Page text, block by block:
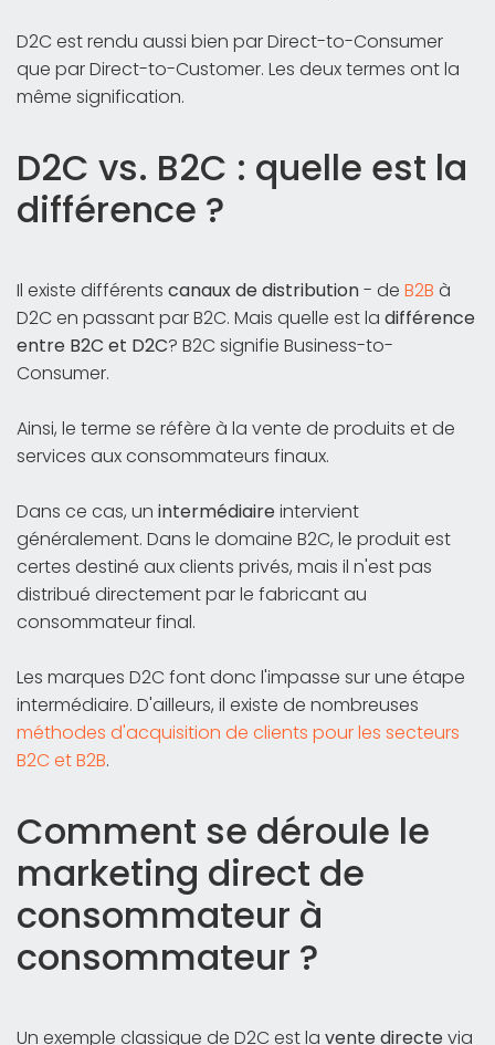
D2C est rendu aussi bien par Direct-to-Consumer
que par Direct-to-Customer. Les deux termes ont la
même signification.
D2C vs. B2C : quelle est la
différence ?
Il existe différents canaux de distribution- de B2B à
D2C en passant par B2C. Mais quelle est la différence
entre B2C et D2C? B2C signifie Business-to-
Consumer.
Ainsi, le terme se réfère à la vente de produits et de
services aux consommateurs finaux.
Dans ce cas, un intermédiaireintervient
généralement. Dans le domaine B2C, le produit est
certes destiné aux clients privés, mais il n'est pas
distribué directement par le fabricant au
consommateur final.
Les marques D2C font donc l'impasse sur une étape
intermédiaire. D'ailleurs, il existe de nombreuses
méthodes d'acquisition de clients pour les secteurs
B2C et B2B.
Comment se déroule le
marketing direct de
consommateur à
consommateur ?
Un exemple classique de D2C est la vente directevia